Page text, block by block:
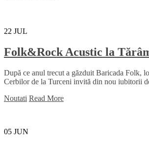
22 JUL
Folk&Rock Acustic la
După ce anul trecut a găzduit Baricada Folk,
Cerbilor de la Turceni invită din nou iubitorii
Noutati Read More
05 JUN